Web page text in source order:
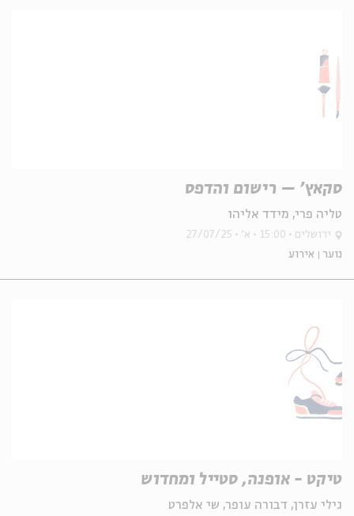
סקאץ' – רישום והדפס
טליה פרי, מידד אליהו
נוער אירוע
ירושלים 15:00 א' 27/07/25
טיקט - אופנה, סטייל ומחדוש
גילי עזרן, דבורה עופר, שי אלפרט